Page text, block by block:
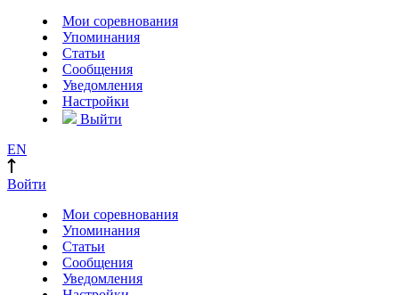
Мои соревнования
Упоминания
Статьи
Сообщения
Уведомления
Настройки
Выйти
EN
Войти
Мои соревнования
Упоминания
Статьи
Сообщения
Уведомления